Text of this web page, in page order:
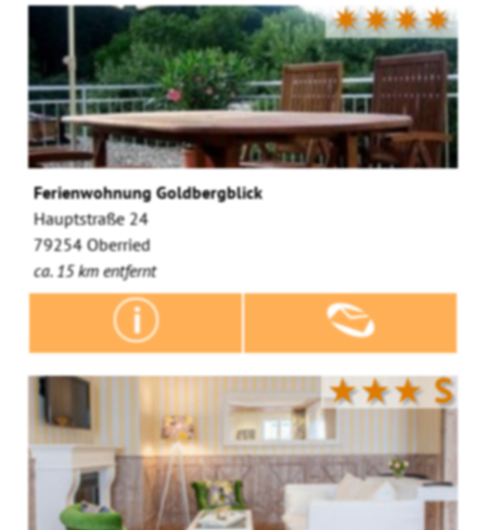
✷✷✷✷
Ferienwohnung Goldbergblick
Hauptstraße 24
79254 Oberried
ca. 15 km entfernt
★★★S